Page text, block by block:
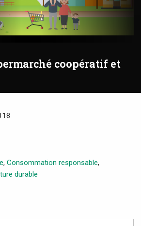
coopératif et
, Consommation responsable,
durable